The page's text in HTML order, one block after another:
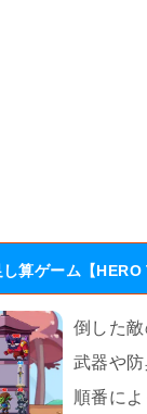
算ゲーム【HERO
倒した
武器や
順番に